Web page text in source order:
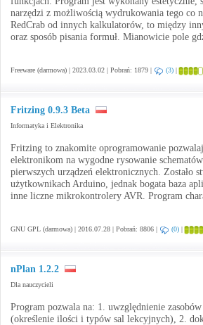
narzędzi z możliwością wydrukowania tego co
RedCrab od innych kalkulatorów, to między
oraz sposób pisania formuł. Mianowicie pole
Freeware (darmowa) | 2023.03.02 | Pobrań: 1879 | (3) |
Fritzing 0.9.3 Beta
Informatyka i Elektronika
Fritzing to znakomite oprogramowanie
elektronikom na wygodne rysowanie
pierwszych urządzeń elektronicznych. Zostało
użytkownikach Arduino, jednak bogata baza
inne liczne mikrokontrolery AVR. Program
GNU GPL (darmowa) | 2016.07.28 | Pobrań: 8806 | (0) |
nPlan 1.2.2
Dla nauczycieli
Program pozwala na: 1. uwzględnienie
(określenie ilości i typów sal lekcyjnych), 2.